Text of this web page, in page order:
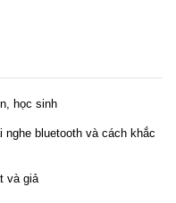
học sinh
bluetooth và cách khắc
và giả